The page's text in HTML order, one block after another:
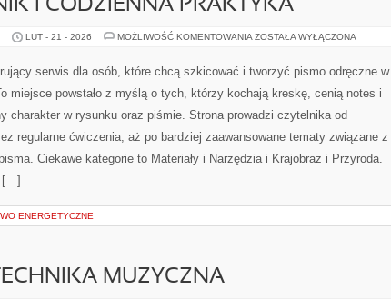
I CODZIENNA PRAKTYKA
LUT - 21 - 2026 MOŻLIWOŚĆ KOMENTOWANIA SZKICOWNIK
PRAKTYKA
ZOSTAŁA WYŁĄCZONA
serwis dla osób, które chcą szkicować i tworzyć pismo odręczne w
miejsce powstało z myślą o tych, którzy kochają kreskę, cenią notes i
charakter w rysunku oraz piśmie. Strona prowadzi czytelnika od
regularne ćwiczenia, aż po bardziej zaawansowane tematy związane z
Ciekawe kategorie to Materiały i Narzędzia i Krajobraz i Przyroda.
[…]
ENERGETYCZNE
MUZYCZNA